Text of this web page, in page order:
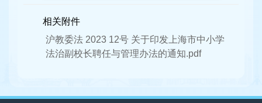
相关附件
沪教委法 2023 12号 关于印发上海市中小学
法治副校长聘任与管理办法的通知.pdf